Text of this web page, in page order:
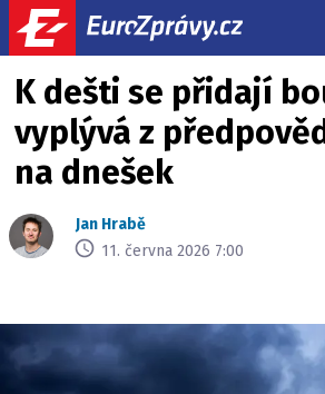
K dešti se přidají
vyplývá z
na dnešek
Jan Hrabě
11. června 2026 7:00